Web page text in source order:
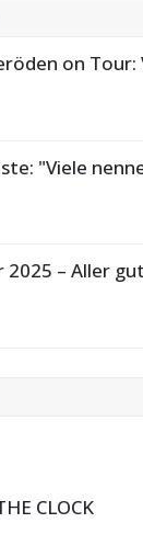
on Tour:
"Viele
– Aller
CLOCK